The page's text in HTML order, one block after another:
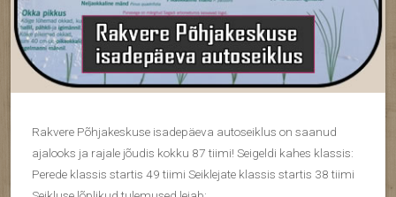
Rakvere Põhjakeskuse isadepäeva autoseiklus on saanud
ajalooks ja rajale jõudis kokku 87 tiimi! Seigeldi kahes klassis:
Perede klassis startis 49 tiimi Seiklejate klassis startis 38 tiimi